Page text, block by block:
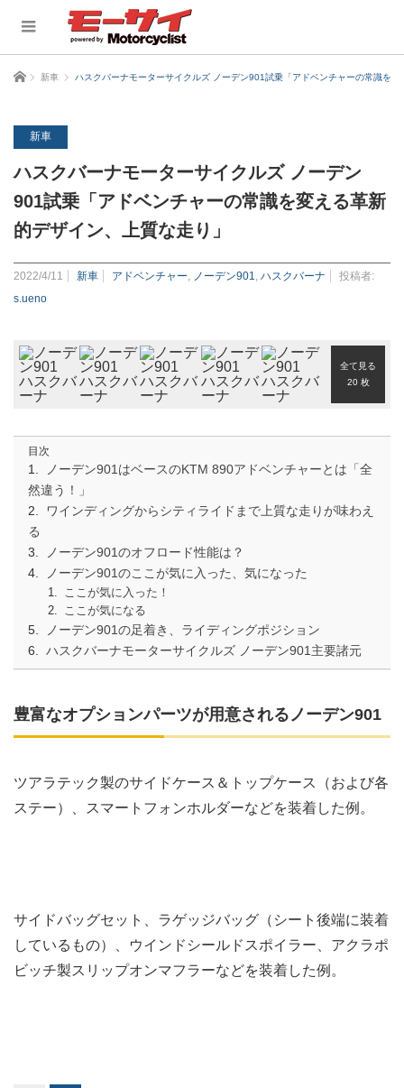
ホーム 新車 ハスクバーナモーターサイクルズ ノーデン901試乗「アドベンチャーの常識を
新車
ハスクバーナモーターサイクルズ ノーデン
901試乗「アドベンチャーの常識を変える革新
的デザイン、上質な走り」
2022/4/11 新車 アドベンチャー ノーデン901 ハスクバーナ
投稿者:
s.ueno
全て見る
20 枚
目次
ノーデン901はベースのKTM 890アドベンチャーとは「全
然違う！」
ワインディングからシティライドまで上質な走りが味わえ
る
ノーデン901のオフロード性能は？
ノーデン901のここが気に入った、気になった
ここが気に入った！
ここが気になる
ノーデン901の足着き、ライディングポジション
ハスクバーナモーターサイクルズ ノーデン901主要諸元
豊富なオプションパーツが用意されるノーデン901
ツアラテック製のサイドケース＆トップケース（および各
ステー）、スマートフォンホルダーなどを装着した例。
サイドバッグセット、ラゲッジバッグ（シート後端に装着
しているもの）、ウインドシールドスポイラー、アクラポ
ビッチ製スリップオンマフラーなどを装着した例。